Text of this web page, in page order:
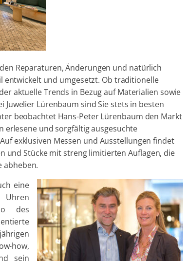
Reparaturen, Änderungen und natürlich
entwickelt und umgesetzt. Ob traditionelle
aktuelle Trends in Bezug auf Materialien sowie
Lürenbaum sind Sie stets in besten
beobachtet Hans-Peter Lürenbaum den Markt
erlesene und sorgfältig ausgesuchte
exklusiven Messen und Ausstellungen findet
und Stücke mit streng limitierten Auflagen, die
abheben.
eine
des
how,
sein